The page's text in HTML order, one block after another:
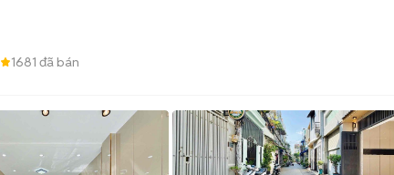
1681 đã bán